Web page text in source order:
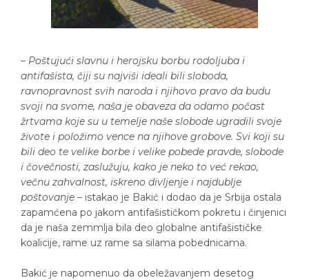
– Poštujući slavnu i herojsku borbu rodoljuba i
antifašista, čiji su najviši ideali bili sloboda,
ravnopravnost svih naroda i njihovo pravo da budu
svoji na svome, naša je obaveza da odamo počast
žrtvama koje su u temelje naše slobode ugradili svoje
živote i položimo vence na njihove grobove. Svi koji su
bili deo te velike borbe i velike pobede pravde, slobode
i čovečnosti, zaslužuju, kako je neko to već rekao,
večnu zahvalnost, iskreno divljenje i najdublje
poštovanje – istakao je Bakić i dodao da je Srbija ostala
zapamćena po jakom antifašističkom pokretu i činjenici
da je naša zemmlja bila deo globalne antifašističke
koalicije, rame uz rame sa silama pobednicama.
Bakić je napomenuo da obeležavanjem desetog